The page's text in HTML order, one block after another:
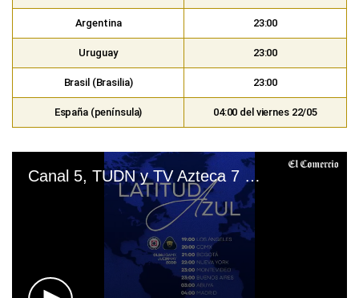
Argentina 23:00
Uruguay 23:00
Brasil (Brasilia) 23:00
España (península) 04:00 del viernes 22/05
Canal 5, TUDN y TV Azteca 7 EN VIVO — ver partido Cruz Azul vs. Pumas UNAM por final de Liga MX en señal abierta